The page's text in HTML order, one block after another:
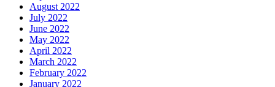
August 2022
July 2022
June 2022
May 2022
April 2022
March 2022
February 2022
January 2022